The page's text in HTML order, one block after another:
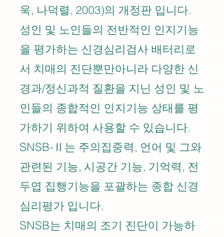
욱, 나덕렬, 2003)의 개정판 입니다.
성인 및 노인들의 전반적인 인지기능
을 평가하는 신경심리검사 배터리로
서 치매의 진단뿐만아니라 다양한 신
경과/정신과적 질환을 지닌 성인 및 노
인들의 종합적인 인지기능 상태를 평
가하기 위하여 사용할 수 있습니다.
SNSB-Ⅱ는 주의집중력, 언어 및 그와
관련된 기능, 시공간 기능, 기억력, 전
두엽 집행기능을 포괄하는 종합 신경
심리평가 입니다.
SNSB는 치매의 조기 진단이 가능하